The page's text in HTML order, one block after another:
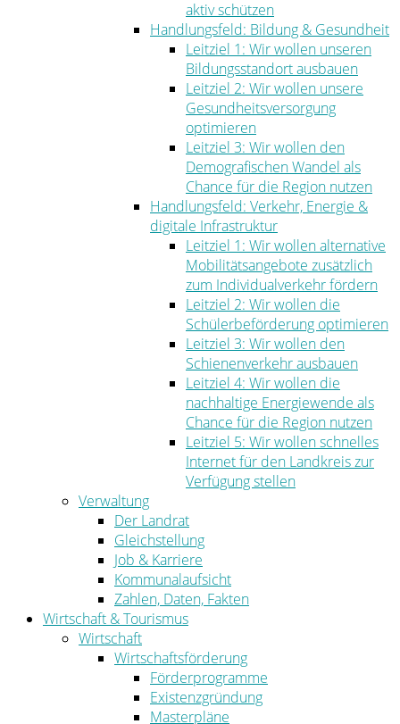
aktiv schützen
Handlungsfeld: Bildung & Gesundheit
Leitziel 1: Wir wollen unseren
Bildungsstandort ausbauen
Leitziel 2: Wir wollen unsere
Gesundheitsversorgung
optimieren
Leitziel 3: Wir wollen den
Demografischen Wandel als
Chance für die Region nutzen
Handlungsfeld: Verkehr, Energie &
digitale Infrastruktur
Leitziel 1: Wir wollen alternative
Mobilitätsangebote zusätzlich
zum Individualverkehr fördern
Leitziel 2: Wir wollen die
Schülerbeförderung optimieren
Leitziel 3: Wir wollen den
Schienenverkehr ausbauen
Leitziel 4: Wir wollen die
nachhaltige Energiewende als
Chance für die Region nutzen
Leitziel 5: Wir wollen schnelles
Internet für den Landkreis zur
Verfügung stellen
Verwaltung
Der Landrat
Gleichstellung
Job & Karriere
Kommunalaufsicht
Zahlen, Daten, Fakten
Wirtschaft & Tourismus
Wirtschaft
Wirtschaftsförderung
Förderprogramme
Existenzgründung
Masterpläne